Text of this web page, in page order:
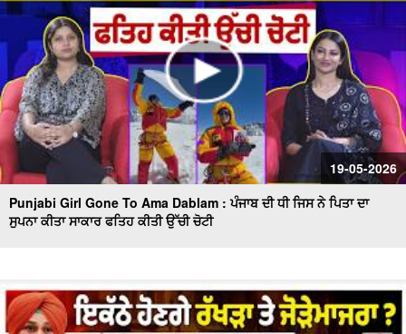
19-05-2026
Punjabi Girl Gone To Ama Dablam : ਪੰਜਾਬ ਦੀ ਧੀ ਜਿਸ ਨੇ ਪਿਤਾ ਦਾ
ਸੁਪਨਾ ਕੀਤਾ ਸਾਕਾਰ ਫਤਿਹ ਕੀਤੀ ਉੱਚੀ ਚੋਟੀ